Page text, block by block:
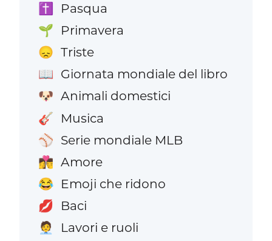
✝️ Pasqua
🌱 Primavera
😞 Triste
📖 Giornata mondiale del libro
🐶 Animali domestici
🎸 Musica
⚾ Serie mondiale MLB
👩‍❤️‍💋‍👨 Amore
😂 Emoji che ridono
💋 Baci
🧑‍💼 Lavori e ruoli